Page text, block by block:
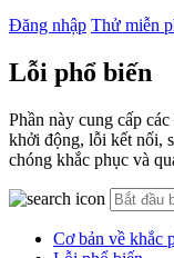
Đăng nhập Thử miễn
Lỗi phổ biến
Phần này cung cấp
khởi động, lỗi kết nối,
chóng khắc phục và
Cơ bản về khắc